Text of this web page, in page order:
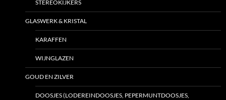
STEREOKIJKERS
GLASWERK & KRISTAL
KARAFFEN
WIJNGLAZEN
GOUD EN ZILVER
DOOSJES (LODEREINDOOSJES, PEPERMUNTDOOSJES,